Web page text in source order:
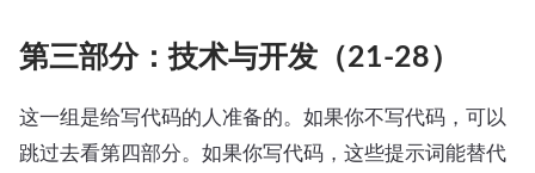
第三部分：技术与开发（21-28）
这一组是给写代码的人准备的。如果你不写代码，可以
跳过去看第四部分。如果你写代码，这些提示词能替代